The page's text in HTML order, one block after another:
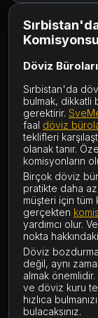
Döviz
Sırbistan'da
bulmak, dikkatli
gerektirir.
faal döviz
teklifleri
olanak tanır.
komisyonların
Birçok döviz
pratikte daha az
müşteri için tüm
gerçekten
yardımcı olur.
nokta
Döviz
değil, aynı
almak önemlidir.
ve döviz kuru
hızlıca
bulacaksınız.